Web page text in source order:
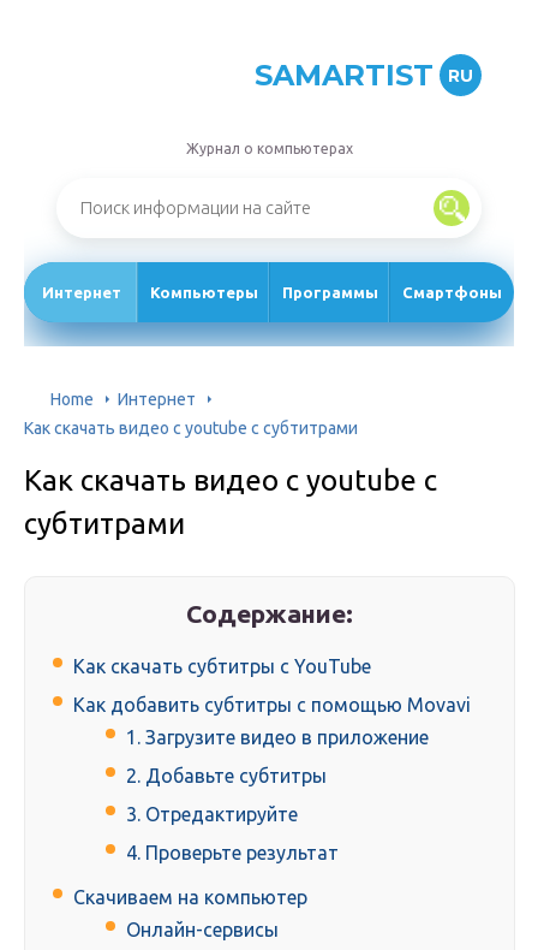
SAMARTIST RU
Журнал о компьютерах
Интернет Компьютеры Программы Смартфоны
Home
Интернет
Как скачать видео с youtube с субтитрами
Как скачать видео с youtube с
субтитрами
Содержание:
Как скачать субтитры с YouTube
Как добавить субтитры с помощью Movavi
1. Загрузите видео в приложение
2. Добавьте субтитры
3. Отредактируйте
4. Проверьте результат
Скачиваем на компьютер
Онлайн-сервисы